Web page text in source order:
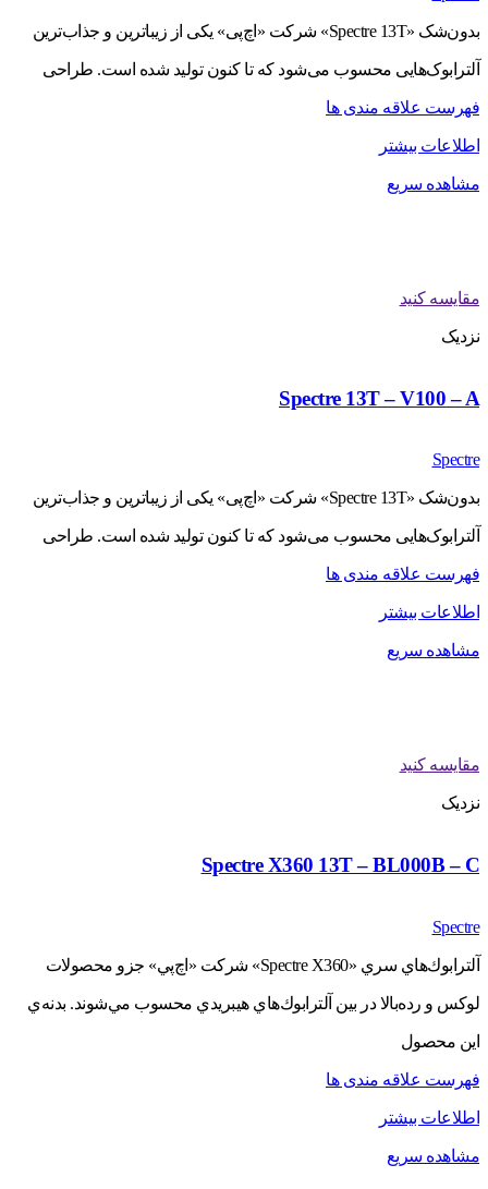
بدون‌شک «Spectre 13T» شرکت «اچ‌پی» یکی از زیباترین و جذاب‌ترین
آلترابوک‌هایی محسوب می‌شود که تا کنون تولید شده است. طراحی
فهرست علاقه مندی ها
اطلاعات بیشتر
مشاهده سریع
مقایسه کنید
نزدیک
Spectre 13T – V100 – A
Spectre
بدون‌شک «Spectre 13T» شرکت «اچ‌پی» یکی از زیباترین و جذاب‌ترین
آلترابوک‌هایی محسوب می‌شود که تا کنون تولید شده است. طراحی
فهرست علاقه مندی ها
اطلاعات بیشتر
مشاهده سریع
مقایسه کنید
نزدیک
Spectre X360 13T – BL000B – C
Spectre
آلترابوك‌هاي سري «Spectre X360» شركت «اچ‌پي» جزو محصولات
لوكس و رده‌بالا در بين آلترابوك‌هاي هيبريدي محسوب مي‌شوند. بدنه‌ي
اين محصول
فهرست علاقه مندی ها
اطلاعات بیشتر
مشاهده سریع